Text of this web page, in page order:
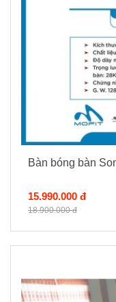
Bàn bóng bàn
15.990.000 đ
18.900.000 đ